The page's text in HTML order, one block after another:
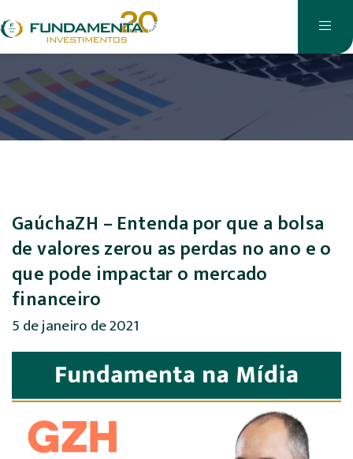
GaúchaZH – Entenda por que a bolsa
de valores zerou as perdas no ano e o
que pode impactar o mercado
financeiro
5 de janeiro de 2021